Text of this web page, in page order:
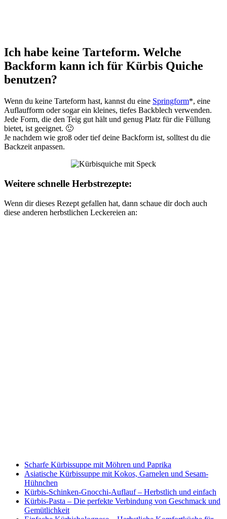
Ich habe keine Tarteform. Welche
Backform kann ich für Kürbis Quiche
benutzen?
Wenn du keine Tarteform hast, kannst du eine Springform*, eine
Auflaufform oder sogar ein kleines, tiefes Backblech verwenden.
Jede Form, die den Teig gut hält und genug Platz für die Füllung
bietet, ist geeignet. 🙂
Je nachdem wie groß oder tief deine Backform ist, solltest du die
Backzeit anpassen.
Weitere schnelle Herbstrezepte:
Wenn dir dieses Rezept gefallen hat, dann schaue dir doch auch
diese anderen herbstlichen Leckereien an:
Scharfe Kürbissuppe mit Möhren und Paprika
Asiatische Kürbissuppe mit Kokos, Garnelen und Sesam-
Hühnchen
Kürbis-Schinken-Gnocchi-Auflauf – Herbstlich und einfach
Kürbis-Pasta – Die perfekte Verbindung von Geschmack und
Gemütlichkeit